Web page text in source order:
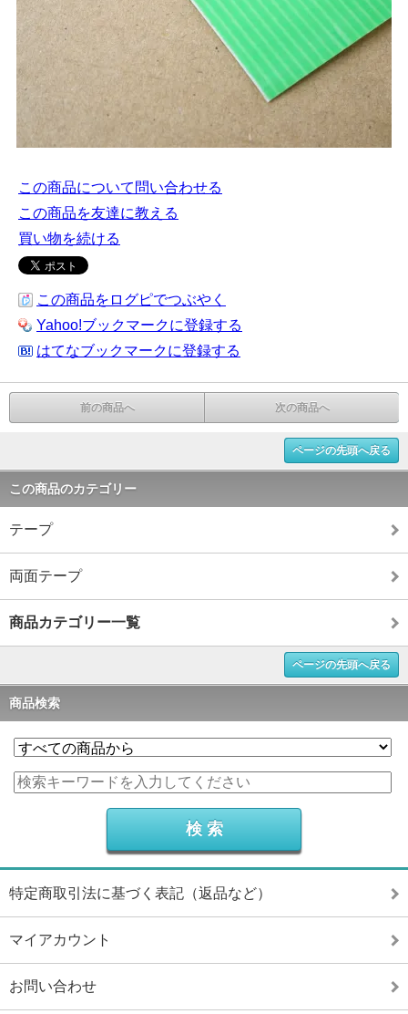
この商品について問い合わせる
この商品を友達に教える
買い物を続ける
この商品をログピでつぶやく
Yahoo!ブックマークに登録する
はてなブックマークに登録する
前の商品へ 次の商品へ
ページの先頭へ戻る
この商品のカテゴリー
テープ
両面テープ
商品カテゴリー一覧
ページの先頭へ戻る
商品検索
特定商取引法に基づく表記（返品など）
マイアカウント
お問い合わせ